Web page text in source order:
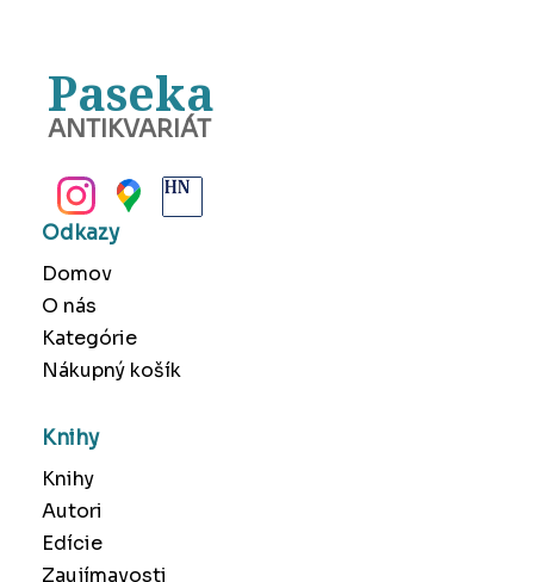
Paseka
ANTIKVARIÁT
Odkazy
Domov
O nás
Kategórie
Nákupný košík
Knihy
Knihy
Autori
Edície
Zaujímavosti